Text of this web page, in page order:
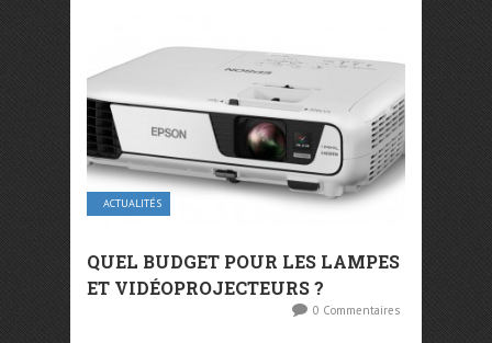
ACTUALITÉS
QUEL BUDGET POUR LES LAMPES
ET VIDÉOPROJECTEURS ?
0 Commentaires